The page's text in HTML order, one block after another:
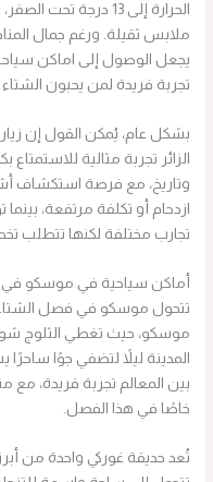
الحرارة إلى 13 درجة
ملابس ثقيلة. ورغم جمال
يجعل الوصول إلى اماكن
تجربة فريدة لمن يحبون الشتاء
بشكل عام، يُمكن القول إن
الزائر تجربة مثالية
وتاريخ، مع فرصة استكشاف
ازدحام أو تكلفة مرتفعة،
تجارب مختلفة لكنها تتطلب
أماكن سياحية في موسكو في
تتحول موسكو في فصل
موسكو، حيث تغطي الثلوج
المدينة ليلاً لتضفي جوًا
بين المعالم تجربة فريدة، مع
خاصًا في هذا الفصل.
تُعد حديقة غوركي واحدة من